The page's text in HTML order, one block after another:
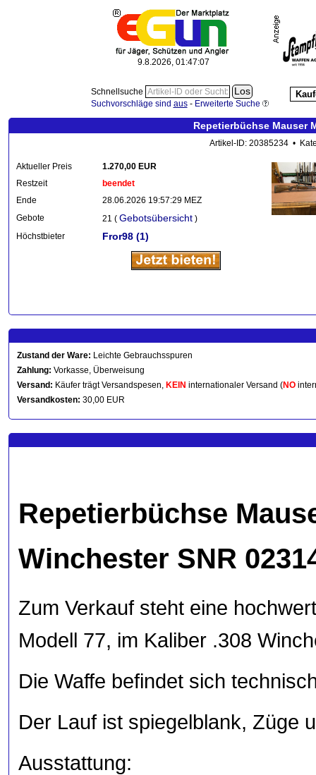
9.8.2026, 01:47:08
Schnellsuche
Suchvorschläge sind aus- Erweiterte Suche
Repetierbüchse Mauser
Artikel-ID: 20385234 •
Aktueller Preis
1.270,00 EUR
Restzeit
beendet
Ende
28.06.2026 19:57:29 MEZ
Gebote
21 ( Gebotsübersicht )
Höchstbieter
Fror98 (1)
Zustand der Ware: Leichte Gebrauchsspuren
Zahlung: Vorkasse, Überweisung
Versand: Käufer trägt Versandspesen, KEIN internationaler Versand (NO
Versandkosten: 30,00 EUR
Repetierbüchse
Winchester SNR
Zum Verkauf steht eine
Modell 77, im Kaliber .308
Die Waffe befindet sich
Der Lauf ist spiegelblank, Züge
Ausstattung: